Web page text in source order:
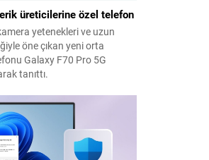
üreticilerine özel telefon
yetenekleri ve uzun
öne çıkan yeni orta
Galaxy F70 Pro 5G
tanıttı.